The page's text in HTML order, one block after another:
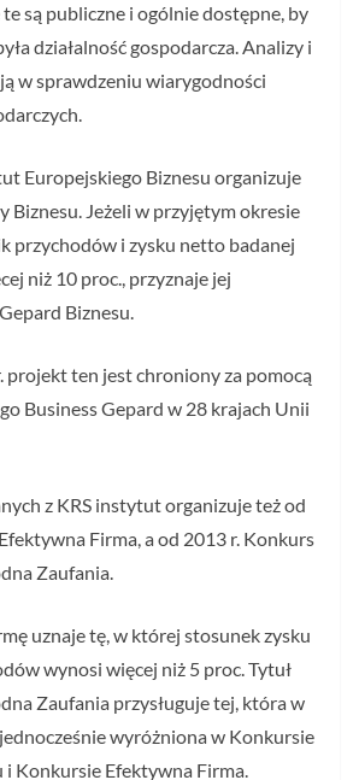
są publiczne i ogólnie dostępne, by
działalność gospodarcza. Analizy i
w sprawdzeniu wiarygodności
Europejskiego Biznesu organizuje
Biznesu. Jeżeli w przyjętym okresie
przychodów i zysku netto badanej
niż 10 proc., przyznaje jej
Biznesu.
projekt ten jest chroniony za pomocą
Business Gepard w 28 krajach Unii
z KRS instytut organizuje też od
Firma, a od 2013 r. Konkurs
Zaufania.
uznaje tę, w której stosunek zysku
wynosi więcej niż 5 proc. Tytuł
Zaufania przysługuje tej, która w
wyróżniona w Konkursie
i Konkursie Efektywna Firma.